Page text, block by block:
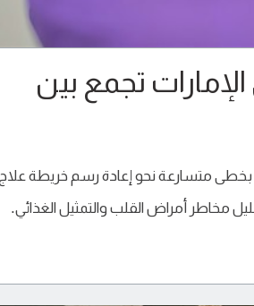
تجمع بين
بخطى متسارعة نحو إعادة رسم خريطة علاج
مخاطر أمراض القلب والتمثيل الغذائي.